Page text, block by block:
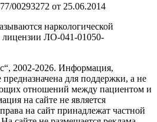
00293272 от 25.06.2014
наркологической
ЛО-041-01050-
2002-2026. Информация,
предназначена для поддержки, а не
отношений между пациентом и
на сайте не является
на сайт принадлежат частной